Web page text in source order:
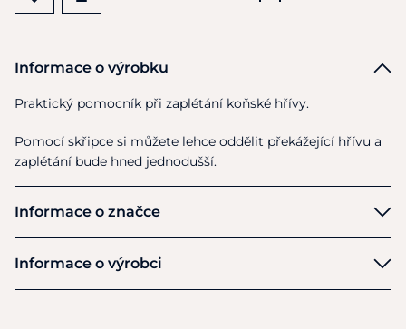
Informace o výrobku
Praktický pomocník při zaplétání koňské hřívy.
Pomocí skřipce si můžete lehce oddělit překážející hřívu a
zaplétání bude hned jednodušší.
Informace o značce
Imperial Riding
Informace o výrobci